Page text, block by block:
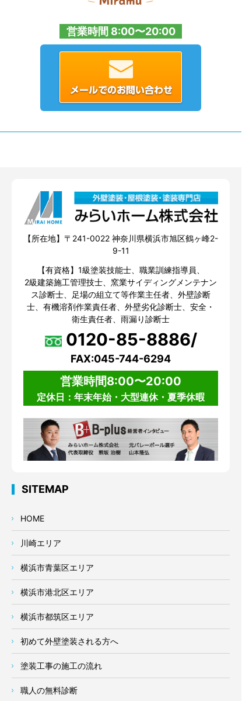
営業時間 8:00〜20:00
【所在地】〒241-0022 神奈川県横浜市旭区鶴ヶ峰2-
9-11
【有資格】1級塗装技能士、職業訓練指導員、
2級建築施工管理技士、窯業サイディングメンテナン
ス診断士、足場の組立て等作業主任者、外壁診断
士、有機溶剤作業責任者、外壁劣化診断士、安全・
衛生責任者、雨漏り診断士
0120-85-8886/
FAX:045-744-6294
営業時間8:00〜20:00
定休日：年末年始・大型連休・夏季休暇
SITEMAP
HOME
川崎エリア
横浜市青葉区エリア
横浜市港北区エリア
横浜市都筑区エリア
初めて外壁塗装される方へ
塗装工事の施工の流れ
職人の無料診断